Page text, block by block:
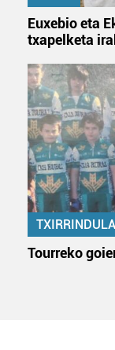
Euxebio eta
txapelketa
Tourreko